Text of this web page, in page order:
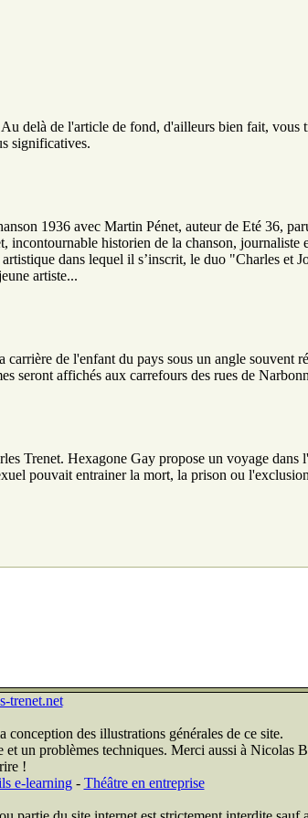
delà de l'article de fond, d'ailleurs bien fait,
significatives.
1936 avec Martin Pénet, auteur de Eté 36,
incontournable historien de la chanson,
dans lequel il s’inscrit, le duo "Charles et
artiste...
de l'enfant du pays sous un angle souvent
seront affichés aux carrefours des rues de
Trenet. Hexagone Gay propose un voyage dans
pouvait entrainer la mort, la prison ou
trenet.net
des illustrations générales de ce site.
un problèmes techniques. Merci aussi à Nicolas
!
e-learning- Théâtre en entreprise